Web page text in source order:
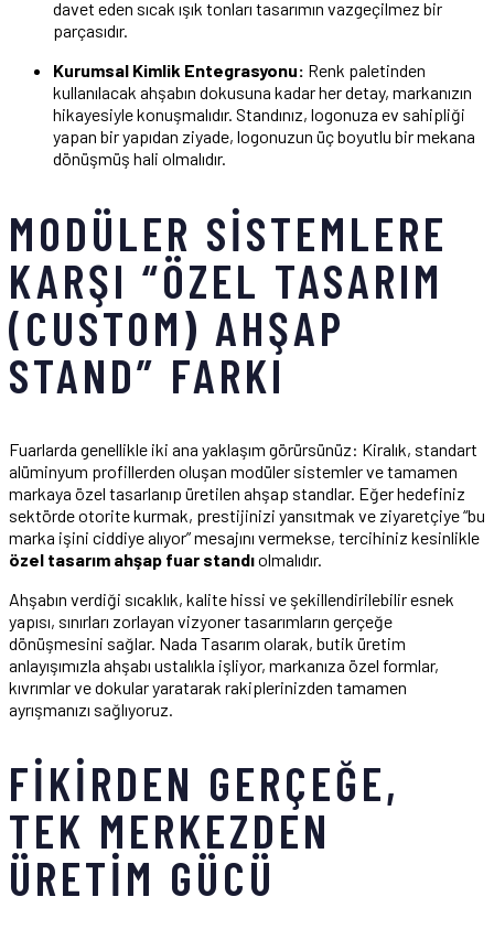
davet eden sıcak ışık tonları tasarımın vazgeçilmez bir
parçasıdır.
Kurumsal Kimlik Entegrasyonu: Renk paletinden
kullanılacak ahşabın dokusuna kadar her detay, markanızın
hikayesiyle konuşmalıdır. Standınız, logonuza ev sahipliği
yapan bir yapıdan ziyade, logonuzun üç boyutlu bir mekana
dönüşmüş hali olmalıdır.
MODÜLER SISTEMLERE
KARŞI “ÖZEL TASARIM
(CUSTOM) AHŞAP
STAND” FARKI
Fuarlarda genellikle iki ana yaklaşım görürsünüz: Kiralık, standart
alüminyum profillerden oluşan modüler sistemler ve tamamen
markaya özel tasarlanıp üretilen ahşap standlar. Eğer hedefiniz
sektörde otorite kurmak, prestijinizi yansıtmak ve ziyaretçiye “bu
marka işini ciddiye alıyor” mesajını vermekse, tercihiniz kesinlikle
özel tasarım ahşap fuar standıolmalıdır.
Ahşabın verdiği sıcaklık, kalite hissi ve şekillendirilebilir esnek
yapısı, sınırları zorlayan vizyoner tasarımların gerçeğe
dönüşmesini sağlar. Nada Tasarım olarak, butik üretim
anlayışımızla ahşabı ustalıkla işliyor, markanıza özel formlar,
kıvrımlar ve dokular yaratarak rakiplerinizden tamamen
ayrışmanızı sağlıyoruz.
FIKIRDEN GERÇEĞE,
TEK MERKEZDEN
ÜRETIM GÜCÜ